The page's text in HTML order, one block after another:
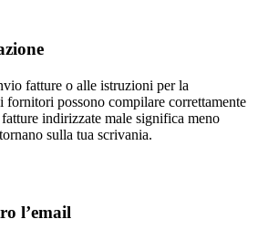
fatture o alle istruzioni per la
possono compilare correttamente
indirizzate male significa meno
sulla tua scrivania.
l’email